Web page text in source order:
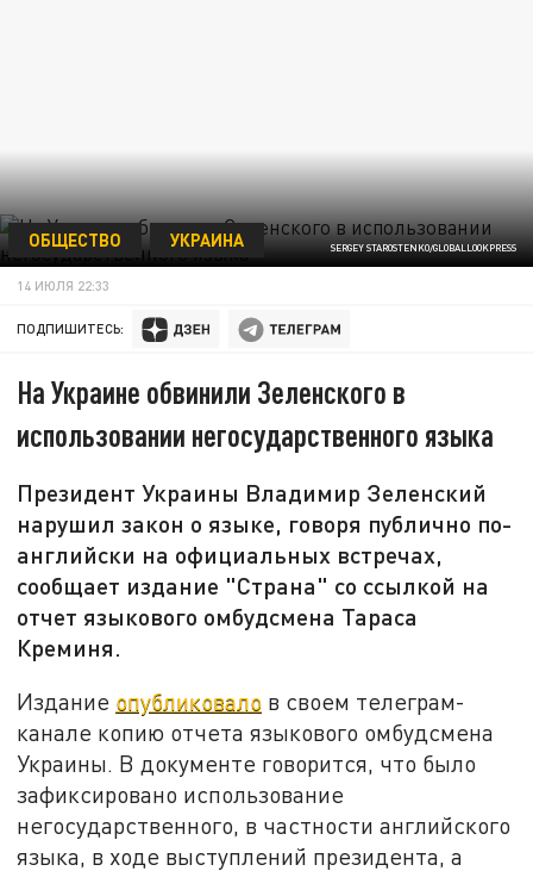
SERGEY STAROSTENKO/GLOBALLOOKPRESS
ОБЩЕСТВО УКРАИНА
14 ИЮЛЯ 22:33
ПОДПИШИТЕСЬ:
На Украине обвинили Зеленского в
использовании негосударственного языка
Президент Украины Владимир Зеленский
нарушил закон о языке, говоря публично по-
английски на официальных встречах,
сообщает издание "Страна" со ссылкой на
отчет языкового омбудсмена Тараса
Креминя.
Издание опубликовало в своем телеграм-
канале копию отчета языкового омбудсмена
Украины. В документе говорится, что было
зафиксировано использование
негосударственного, в частности английского
языка, в ходе выступлений президента, а